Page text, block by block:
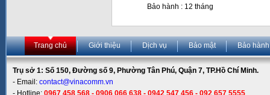
Bảo hành : 12 tháng
Trang chủ Giới thiệu Dịch vụ Bảo mật Bảo hành
Trụ sở 1: Số 150, Đường số 9, Phường Tân Phú, Quận 7, TP.Hồ Chí Minh.
- Email: contact@vinacomm.vn
- Hotline: 0967 458 568 - 0906 066 638 - 0942 547 456 - 092 657 5555